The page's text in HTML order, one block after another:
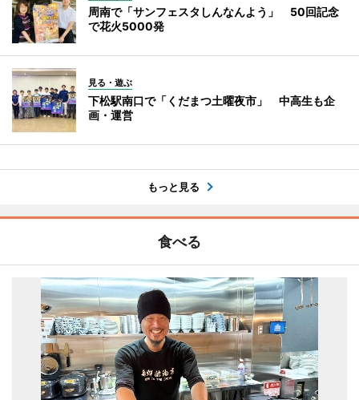
周南で「サンフェスタしんなんよう」 50回記念
で花火5000発
見る・遊ぶ
下松駅南口で「くだまつ土曜夜市」 中高生も企
画・運営
もっと見る
食べる